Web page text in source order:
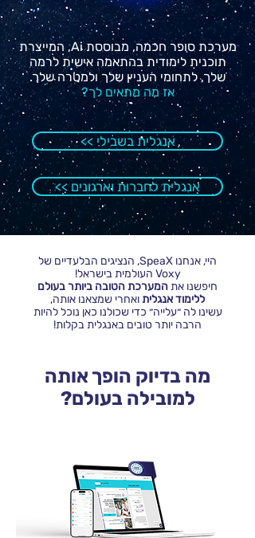
מערכת סופר חכמה, מבוססת Ai, המייצרת
תוכנית לימודית בהתאמה אישית לרמה
שלך, לתחומי העניין שלך ולמטרה שלך.
אז מה מתאים לך?
<< אנגלית בשבילי
<< אנגלית לחברות וארגונים
היי, אנחנו SpeaX, הנציגים הבלעדיים של
Voxy העולמית בישראל!
חיפשנו אתהמערכת הטובה ביותר בעולם
ללימוד אנגליתואחרי שמצאנו אותה,
עשינו לה ״עלייה״ כדי שכולנו כאן נוכל להיות
הרבה יותר טובים באנגלית בקלות!
מה בדיוק הופך אותה
למובילה בעולם?